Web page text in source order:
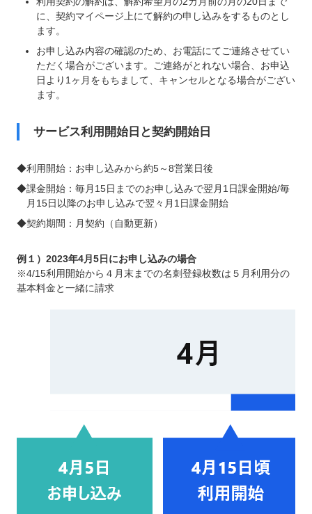
に、契約マイページ上にて解約の申し込みをするものとし
ます。
お申し込み内容の確認のため、お電話にてご連絡させてい
ただく場合がございます。ご連絡がとれない場合、お申込
日より1ヶ月をもちまして、キャンセルとなる場合がござい
ます。
サービス利用開始日と契約開始日
◆利用開始：お申し込みから約5～8営業日後
◆課金開始：毎月15日までのお申し込みで翌月1日課金開始/毎
月15日以降のお申し込みで翌々月1日課金開始
◆契約期間：月契約（自動更新）
例１）2023年4月5日にお申し込みの場合
※4/15利用開始から４月末までの名刺登録枚数は５月利用分の
基本料金と一緒に請求